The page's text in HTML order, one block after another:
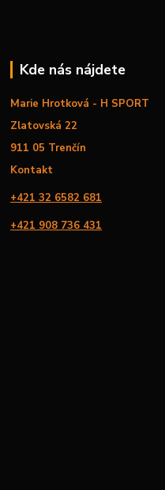
Kde nás nájdete
Marie Hrotková - H SPORT
Zlatovská 22
911 05 Trenčín
Kontakt
+421 32 6582 681
+421 908 736 431